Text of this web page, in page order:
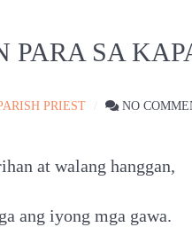
PARA SA
PRIEST NO
at walang hanggan,
ang iyong mga gawa.